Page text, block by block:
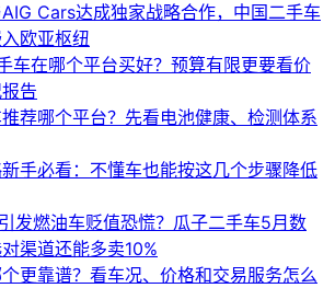
Cars达成独家战略合作，中国二手车
欧亚枢纽
车在哪个平台买好？预算有限更要看价
告
荐哪个平台？先看电池健康、检测体系
手必看：不懂车也能按这几个步骤降低
发燃油车贬值恐慌？瓜子二手车5月数
渠道还能多卖10%
更靠谱？看车况、价格和交易服务怎么